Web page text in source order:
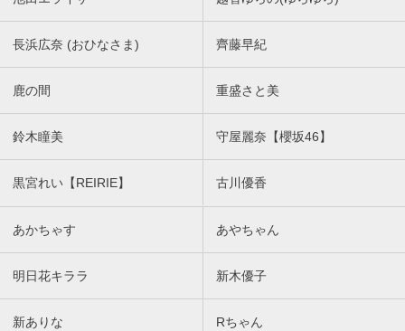
長浜広奈 (おひなさま) 齊藤早紀
鹿の間 重盛さと美
鈴木瞳美 守屋麗奈【櫻坂46】
黒宮れい【REIRIE】 古川優香
あかちゃす あやちゃん
明日花キララ 新木優子
新ありな Rちゃん